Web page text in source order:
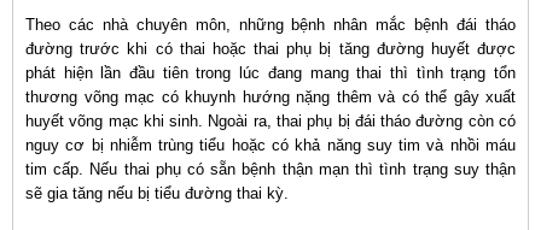
Theo các nhà chuyên môn, những bệnh nhân mắc bệnh đái tháo
đường trước khi có thai hoặc thai phụ bị tăng đường huyết được
phát hiện lần đầu tiên trong lúc đang mang thai thì tình trạng tổn
thương võng mạc có khuynh hướng nặng thêm và có thể gây xuất
huyết võng mạc khi sinh. Ngoài ra, thai phụ bị đái tháo đường còn có
nguy cơ bị nhiễm trùng tiểu hoặc có khả năng suy tim và nhồi máu
tim cấp. Nếu thai phụ có sẵn bệnh thận mạn thì tình trạng suy thận
sẽ gia tăng nếu bị tiểu đường thai kỳ.